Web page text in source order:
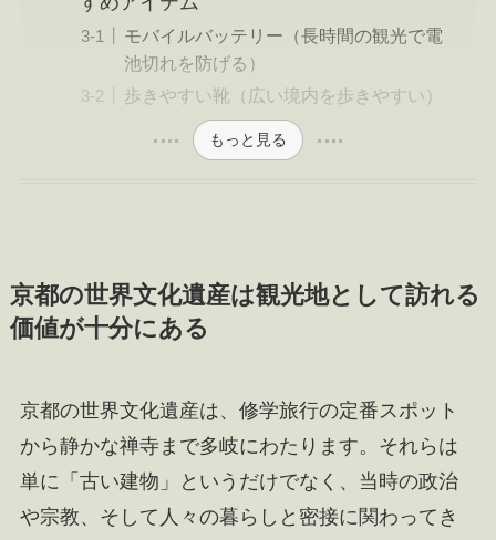
モバイルバッテリー（長時間の観光で電
池切れを防げる）
歩きやすい靴（広い境内を歩きやすい）
もっと見る
京都の世界文化遺産は観光地として訪れる
価値が十分にある
京都の世界文化遺産は、修学旅行の定番スポット
から静かな禅寺まで多岐にわたります。それらは
単に「古い建物」というだけでなく、当時の政治
や宗教、そして人々の暮らしと密接に関わってき